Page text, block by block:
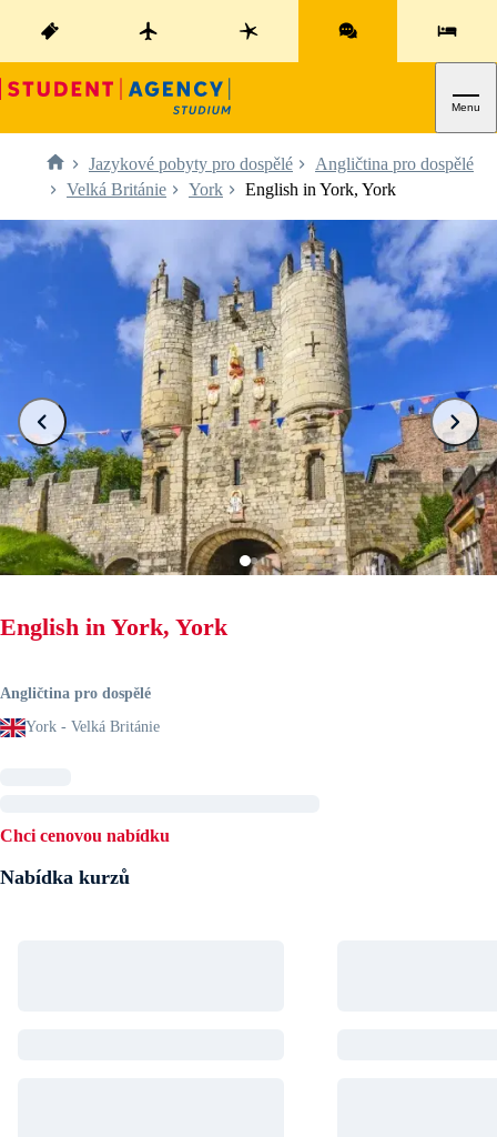
Menu
Jazykové pobyty pro dospělé
Angličtina pro dospělé
Velká Británie
York English in York, York
English in York, York
Angličtina pro dospělé
York - Velká Británie
Chci cenovou nabídku
Nabídka kurzů